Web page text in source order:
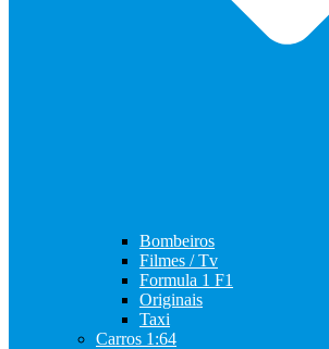
Bombeiros
Filmes / Tv
Formula 1 F1
Originais
Taxi
Carros 1:64